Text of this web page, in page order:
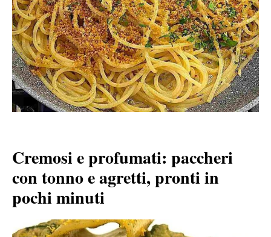
Cremosi e profumati: paccheri
con tonno e agretti, pronti in
pochi minuti